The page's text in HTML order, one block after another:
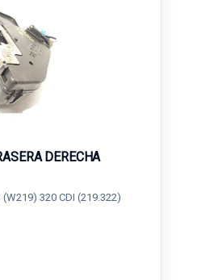
DERECHA
(W219) 320 CDI (219.322)